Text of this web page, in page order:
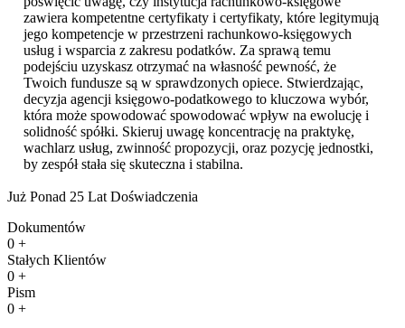
zawiera kompetentne certyfikaty i certyfikaty, które legitymują
jego kompetencje w przestrzeni rachunkowo-księgowych
usług i wsparcia z zakresu podatków. Za sprawą temu
podejściu uzyskasz otrzymać na własność pewność, że
Twoich fundusze są w sprawdzonych opiece. Stwierdzając,
decyzja agencji księgowo-podatkowego to kluczowa wybór,
która może spowodować spowodować wpływ na ewolucję i
solidność spółki. Skieruj uwagę koncentrację na praktykę,
wachlarz usług, zwinność propozycji, oraz pozycję jednostki,
by zespół stała się skuteczna i stabilna.
Już Ponad 25 Lat Doświadczenia
Dokumentów
0 +
Stałych Klientów
0 +
Pism
0 +